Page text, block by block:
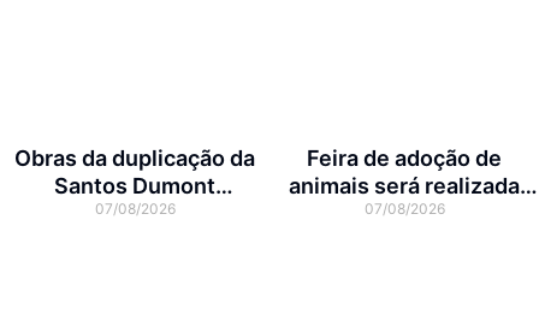
Obras da duplicação da
Santos Dumont
interditam cruzamento
07/08/2026
Feira de adoção de
animais será realizada
neste domingo na Arena
07/08/2026